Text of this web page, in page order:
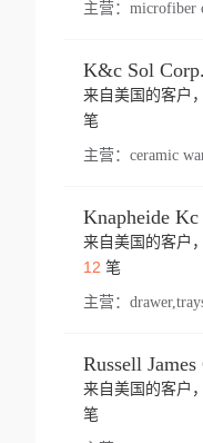
主营： microfiber
K&c Sol Corp.
来自美国的客户
笔
主营： ceramic
来自美国的客户
12 笔
主营：
来自美国的客户
笔